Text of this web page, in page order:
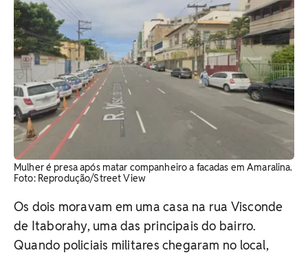
Mulher é presa após matar companheiro a facadas em Amaralina.
Foto: Reprodução/Street View
Os dois moravam em uma casa na rua Visconde
de Itaborahy, uma das principais do bairro.
Quando policiais militares chegaram no local,